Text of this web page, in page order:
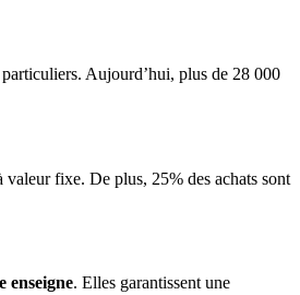
Aujourd’hui, plus de 28 000
valeur fixe. De plus, 25% des achats sont
enseigne. Elles garantissent une